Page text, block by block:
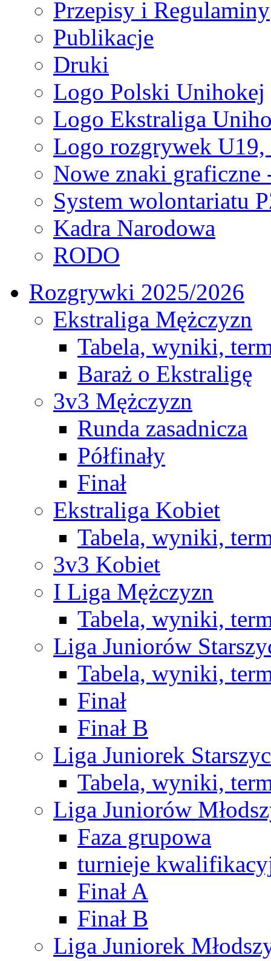
Przepisy i Regulaminy
Publikacje
Druki
Logo Polski Unihokej
Logo Ekstraliga
Logo rozgrywek
Nowe znaki graficzne
System wolontariatu
Kadra Narodowa
RODO
Rozgrywki 2025/2026
Ekstraliga Mężczyzn
Tabela, wyniki,
Baraż o Ekstraligę
3v3 Mężczyzn
Runda zasadnicza
Półfinały
Finał
Ekstraliga Kobiet
Tabela, wyniki,
3v3 Kobiet
I Liga Mężczyzn
Tabela, wyniki,
Liga Juniorów
Tabela, wyniki,
Finał
Finał B
Liga Juniorek
Tabela, wyniki,
Liga Juniorów
Faza grupowa
turnieje
Finał A
Finał B
Liga Juniorek